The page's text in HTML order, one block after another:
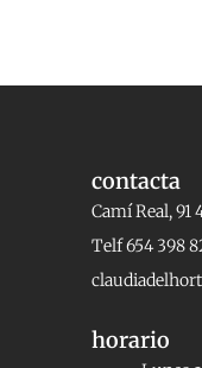
contacta
Camí Real, 91
Telf 654 398
horario